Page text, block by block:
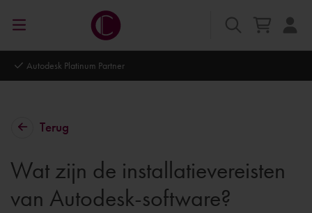
Autodesk Platinum Partner
Terug
Wat zijn de installatievereisten
van Autodesk-software?